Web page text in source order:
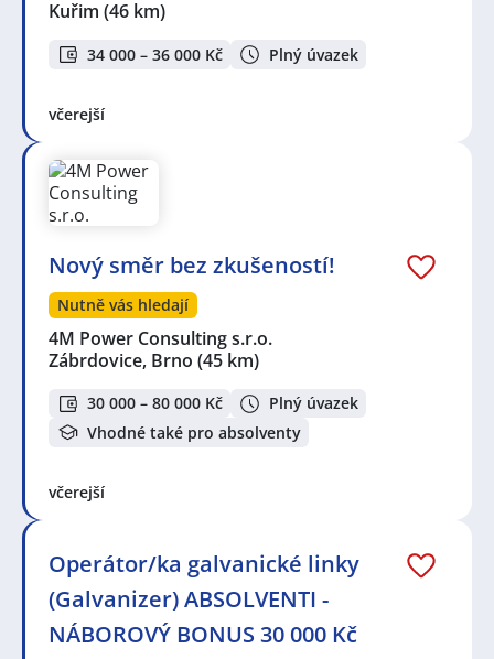
Kuřim (46 km)
34 000 – 36 000 Kč Plný úvazek
včerejší
Nový směr bez zkušeností!
Nutně vás hledají
4M Power Consulting s.r.o.
Zábrdovice, Brno (45 km)
30 000 – 80 000 Kč
Plný úvazek
Vhodné také pro absolventy
včerejší
Operátor/ka galvanické linky
(Galvanizer) ABSOLVENTI -
NÁBOROVÝ BONUS 30 000 Kč